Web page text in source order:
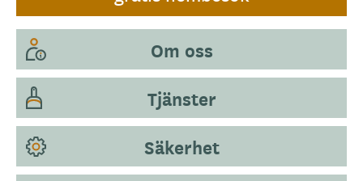
Om oss
Tjänster
Säkerhet